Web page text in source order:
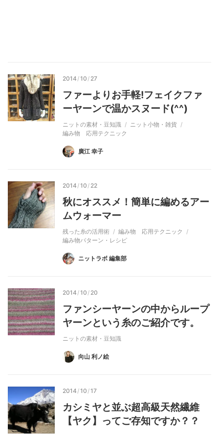
2014 /10 / 27
ファーよりお手軽!フェイクファ
ーヤーンで温かスヌード(^^)
ニットの素材・豆知識
ニット小物・雑貨
編み物 応用テクニック
廣江 幸子
2014 /10 / 22
秋にオススメ！簡単に編めるアー
ムウォーマー
残った糸の活用術
編み物 応用テクニック
編み物パターン・レシピ
ニットラボ 編集部
2014 /10 / 20
ファンシーヤーンの中からループ
ヤーンという糸のご紹介です。
ニットの素材・豆知識
向山 利ノ絵
2014 /10 /17
カシミヤと並ぶ超高級天然繊維
【ヤク】ってご存知ですか？？